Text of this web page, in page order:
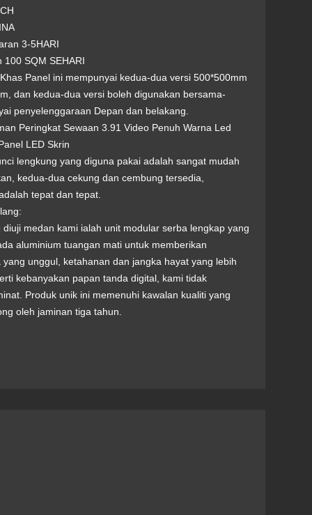
3-5HARI
100 SQM SEHARI
Panel ini mempunyai kedua-dua versi 500*500mm
dan kedua-dua versi boleh digunakan bersama-
penyelenggaraan Depan dan belakang.
Peringkat Sewaan 3.91 Video Penuh Warna Led
LED Skrin
lengkung yang diguna pakai adalah sangat mudah
kedua-dua cekung dan cembung tersedia,
tepat dan tepat.
diuji medan kami ialah unit modular serba lengkap yang
aluminium tuangan mati untuk memberikan
yang unggul, ketahanan dan jangka hayat yang lebih
kebanyakan papan tanda digital, kami tidak
Produk unik ini memenuhi kawalan kualiti yang
oleh jaminan tiga tahun.